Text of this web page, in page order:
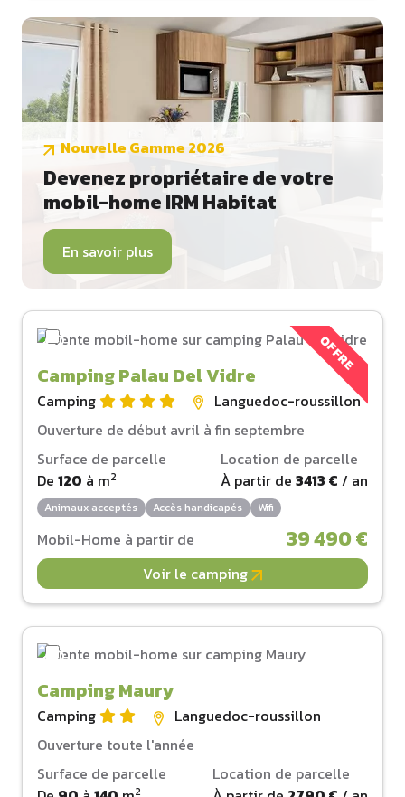
Nouvelle Gamme 2026
Devenez propriétaire de votre
mobil-home IRM Habitat
En savoir plus
OFFRE
Camping Palau Del Vidre
Camping
Languedoc-roussillon
Ouverture de début avril à fin septembre
Surface de parcelle
De 120 à m2
Location de parcelle
À partir de 3413 € / an
Animaux acceptés Accès handicapés Wifi
Mobil-Home à partir de 39 490 €
Voir le camping
Camping Maury
Camping
Languedoc-roussillon
Ouverture toute l'année
Surface de parcelle
2
Location de parcelle